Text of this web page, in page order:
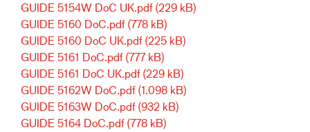
GUIDE 5154W DoC UK.pdf (229 kB)
GUIDE 5160 DoC.pdf (778 kB)
GUIDE 5160 DoC UK.pdf (225 kB)
GUIDE 5161 DoC.pdf (777 kB)
GUIDE 5161 DoC UK.pdf (229 kB)
GUIDE 5162W DoC.pdf (1.098 kB)
GUIDE 5163W DoC.pdf (932 kB)
GUIDE 5164 DoC.pdf (778 kB)